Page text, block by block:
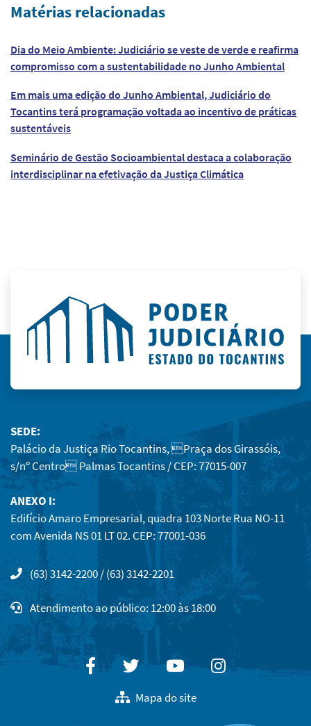
Matérias relacionadas
Dia do Meio Ambiente: Judiciário se veste de verde e reafirma
compromisso com a sustentabilidade no Junho Ambiental
Em mais uma edição do Junho Ambiental, Judiciário do
Tocantins terá programação voltada ao incentivo de práticas
sustentáveis
Seminário de Gestão Socioambiental destaca a colaboração
interdisciplinar na efetivação da Justiça Climática
SEDE:
Palácio da Justiça Rio Tocantins, Praça dos Girassóis,
s/nº Centro Palmas Tocantins / CEP: 77015-007
ANEXO I:
Edifício Amaro Empresarial, quadra 103 Norte Rua NO-11
com Avenida NS 01 LT 02. CEP: 77001-036
(63) 3142-2200 / (63) 3142-2201
Atendimento ao público: 12:00 às 18:00
FacebookTwitterYoutubeInstagram
Mapa do site